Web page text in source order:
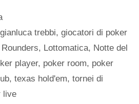
gianluca trebbi,giocatori di poker
, Lottomatica, Notte del
player, poker room, poker
, texas hold'em, tornei di
live